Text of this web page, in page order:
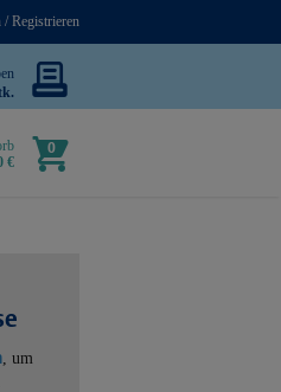
/ Registrieren
€
0
, um